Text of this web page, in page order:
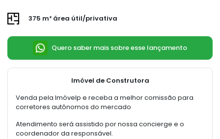
375 m² área útil/privativa
Quero saber mais sobre esse lançamento
Imóvel de Construtora
Venda pela Imóvelp e receba a melhor comissão para
corretores autônomos do mercado
Atendimento será assistido por nossa concierge e o
coordenador da responsável.